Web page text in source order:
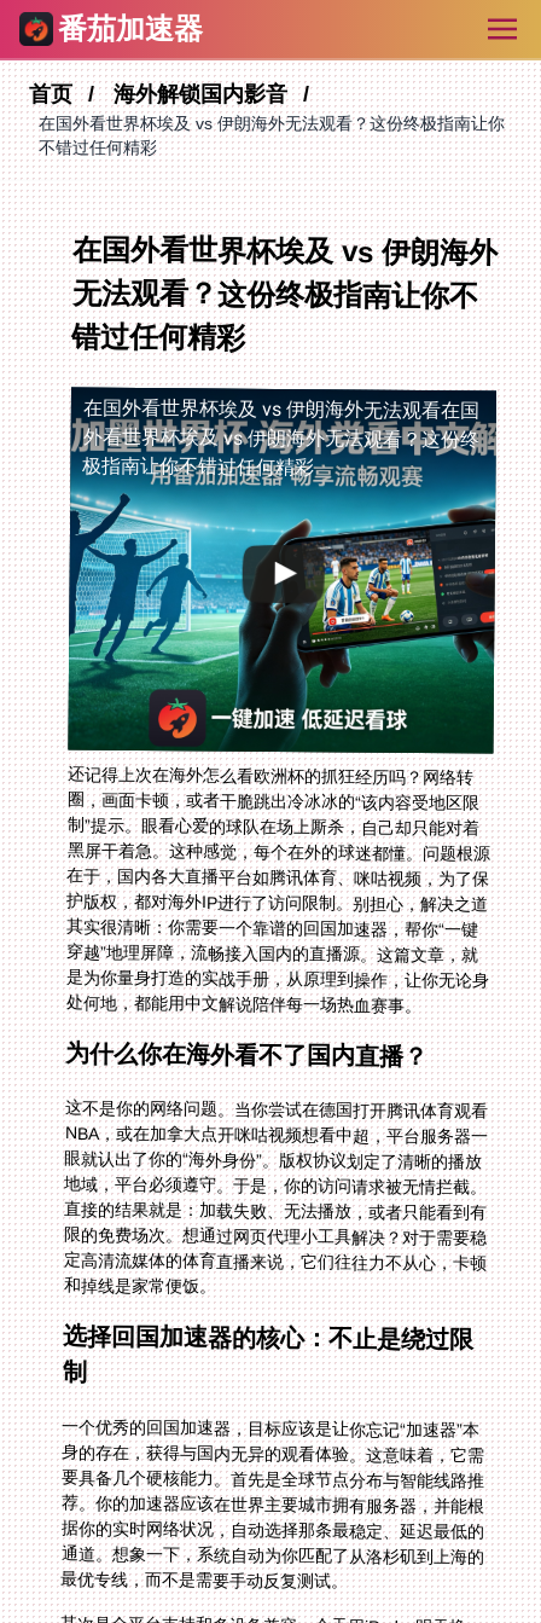
番茄加速器
首页 海外解锁国内影音
在国外看世界杯埃及 vs 伊朗海外无法观看？这份终极指南让你
不错过任何精彩
在国外看世界杯埃及 vs 伊朗海外
无法观看？这份终极指南让你不
错过任何精彩
在国外看世界杯埃及 vs 伊朗海外无法观看在国
外看世界杯埃及 vs 伊朗海外无法观看？这份终
极指南让你不错过任何精彩
还记得上次在海外怎么看欧洲杯的抓狂经历吗？网络转
圈，画面卡顿，或者干脆跳出冷冰冰的“该内容受地区限
制”提示。眼看心爱的球队在场上厮杀，自己却只能对着
黑屏干着急。这种感觉，每个在外的球迷都懂。问题根源
在于，国内各大直播平台如腾讯体育、咪咕视频，为了保
护版权，都对海外IP进行了访问限制。别担心，解决之道
其实很清晰：你需要一个靠谱的回国加速器，帮你“一键
穿越”地理屏障，流畅接入国内的直播源。这篇文章，就
是为你量身打造的实战手册，从原理到操作，让你无论身
处何地，都能用中文解说陪伴每一场热血赛事。
为什么你在海外看不了国内直播？
这不是你的网络问题。当你尝试在德国打开腾讯体育观看
NBA，或在加拿大点开咪咕视频想看中超，平台服务器一
眼就认出了你的“海外身份”。版权协议划定了清晰的播放
地域，平台必须遵守。于是，你的访问请求被无情拦截。
直接的结果就是：加载失败、无法播放，或者只能看到有
限的免费场次。想通过网页代理小工具解决？对于需要稳
定高清流媒体的体育直播来说，它们往往力不从心，卡顿
和掉线是家常便饭。
选择回国加速器的核心：不止是绕过限
制
一个优秀的回国加速器，目标应该是让你忘记“加速器”本
身的存在，获得与国内无异的观看体验。这意味着，它需
要具备几个硬核能力。首先是全球节点分布与智能线路推
荐。你的加速器应该在世界主要城市拥有服务器，并能根
据你的实时网络状况，自动选择那条最稳定、延迟最低的
通道。想象一下，系统自动为你匹配了从洛杉矶到上海的
最优专线，而不是需要手动反复测试。